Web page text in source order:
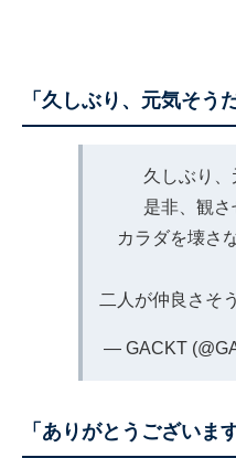
「久しぶり、元気そう
久しぶり、
是非、観さ
カラダを壊さ
二人が仲良さそ
— GACKT
「ありがとうございま